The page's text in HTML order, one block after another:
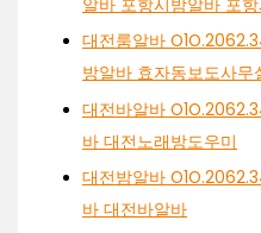
알바 포항시밤알바 포
대전룸알바
방알바 효자동보도사무
대전바알바
바 대전노래방도우미
대전밤알바
바 대전바알바